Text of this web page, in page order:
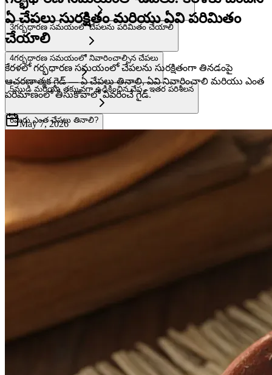
3గర్భధారణ సమయంలో చేపలను పరిమితం చేయాలి
4గర్భధారణ సమయంలో నివారించాల్సిన చేపలు
5ముడి మరియు తక్కువగా ఉడికించిన చేప - ఇతర పరిశీలన
6మీరు ఎంత చేపలు తినాలి?
కొన్నిసార్లు చేపలు తినే శాఖాహారుల కోసం చేపలపై ఒక గమనిక
కేరళ వంటగదిలో చేపలను సురక్షితంగా వండుతున్నారు
ఏ చేపలు సురక్షితం మరియు ఏవి పరిమితం
చేయాలి
కేరళలో గర్భధారణ సమయంలో చేపలను సురక్షితంగా తినడంపై
ఆచరణాత్మక గైడ్ — ఏ చేపలు తినాలి, ఏవి నివారించాలి మరియు ఎంత
పరిమాణంలో తీసుకోవాలో వివరించే గైడ్.
May 7, 2026